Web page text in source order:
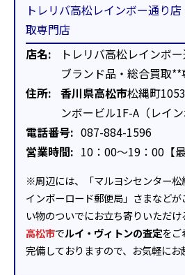
トレリバ高松レインボー通り
取専門店
店名:
トレリバ高松レインボ
ブランド品・総合買取**
住所: 香川県高松市松縄町
ンボービル1F-A（レイン
電話番号: 087-884-1596
営業時間: 10：00～19：00【
※周辺には、「マルヨシセンター松
インボーロード郵便局」さまなど
い物のついでにお立ち寄りいただけ
高松市でルイ・ヴィトンの査定をご
完備しておりますので、お気軽にお